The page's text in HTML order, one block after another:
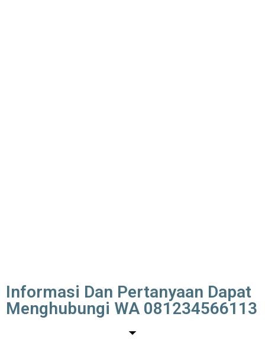
Informasi Dan Pertanyaan Dapat
Menghubungi WA 081234566113